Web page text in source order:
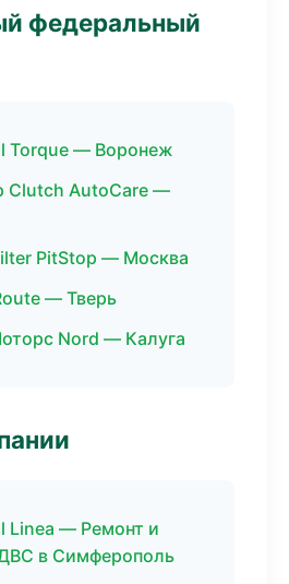
федеральный
Torque — Воронеж
Clutch AutoCare —
PitStop — Москва
— Тверь
Nord — Калуга
Linea — Ремонт и
в Симферополь